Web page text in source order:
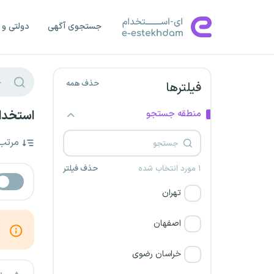
جستجوی آگهی دولتی
فیلترها حذف همه
منطقه جستجو
۱ مورد انتخاب شده حذف فیلتر
تهران
اصفهان
خراسان رضوی